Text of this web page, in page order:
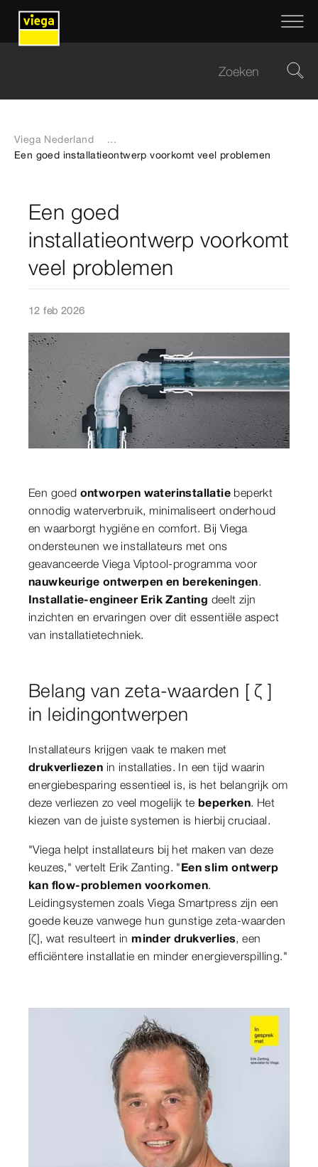
Viega Nederland
...
Een goed installatieontwerp voorkomt veel problemen
Een goed
installatieontwerp voorkomt
veel problemen
12 feb 2026
Een goed ontworpen waterinstallatie beperkt
onnodig waterverbruik, minimaliseert onderhoud
en waarborgt hygiëne en comfort. Bij Viega
ondersteunen we installateurs met ons
geavanceerde Viega Viptool-programma voor
nauwkeurige ontwerpen en berekeningen.
Installatie-engineer Erik Zanting deelt zijn
inzichten en ervaringen over dit essentiële aspect
van installatietechniek.
Belang van zeta-waarden [ ζ ]
in leidingontwerpen
Installateurs krijgen vaak te maken met
drukverliezen in installaties. In een tijd waarin
energiebesparing essentieel is, is het belangrijk om
deze verliezen zo veel mogelijk te beperken. Het
kiezen van de juiste systemen is hierbij cruciaal.
"Viega helpt installateurs bij het maken van deze
keuzes," vertelt Erik Zanting. "Een slim ontwerp
kan flow-problemen voorkomen.
Leidingsystemen zoals Viega Smartpress zijn een
goede keuze vanwege hun gunstige zeta-waarden
[ζ], wat resulteert in minder drukverlies, een
efficiëntere installatie en minder energieverspilling."